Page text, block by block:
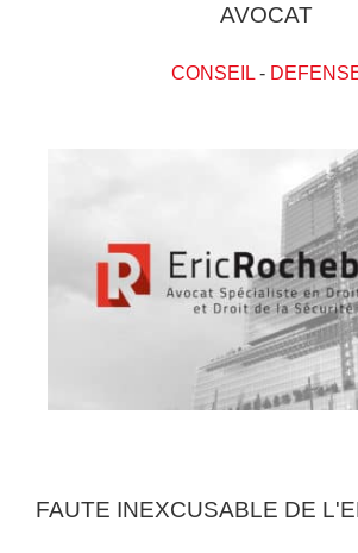
AVOCAT
CONSEIL-
FAUTE INEXCUSABLE DE